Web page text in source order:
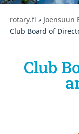
rotary.fi » Joensuun
Club Board of
Club